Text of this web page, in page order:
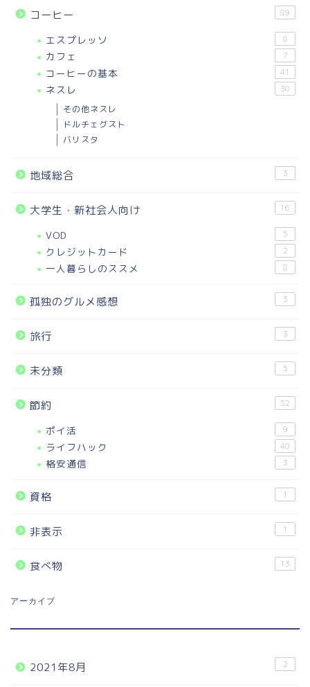
コーヒー 89
エスプレッソ 8
カフェ 7
コーヒーの基本 41
ネスレ 30
その他ネスレ
ドルチェグスト
バリスタ
地域総合 3
大学生・新社会人向け 16
VOD 5
クレジットカード 2
一人暮らしのススメ 8
孤独のグルメ感想 3
旅行 3
未分類 5
節約 52
ポイ活 9
ライフハック 40
格安通信 3
資格 1
非表示 1
食べ物 13
アーカイブ
2021年8月 2